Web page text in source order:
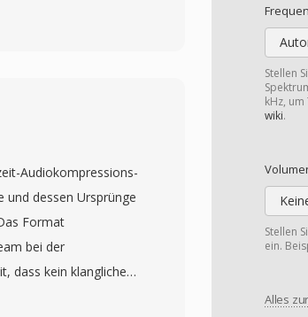
Stellen
kHz,
wiki.
Stellen
ein.
Alles
der hervorragenden
Zweitens
bis 96 kHz und bis
bis hin zu
durch Apple
Gerät, jeder
nativ wiedergeben
Audiokompressions-
und dessen Ursprünge
Format
bei der
dass kein klangliches
geht. TTA